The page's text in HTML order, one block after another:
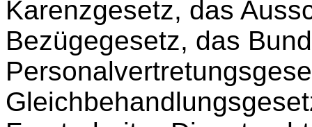
Karenzgesetz, das
Bezügegesetz, das